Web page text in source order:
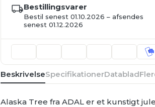
Bestillingsvarer
Bestil senest 01.10.2026 – afsendes
senest 01.12.2026
BeskrivelseSpecifikationerDatablad
Alaska Tree fra ADAL er et kunstigt